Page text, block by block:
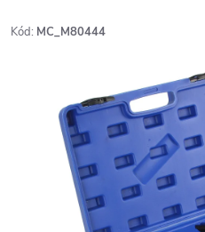
Kód: MC_M80444